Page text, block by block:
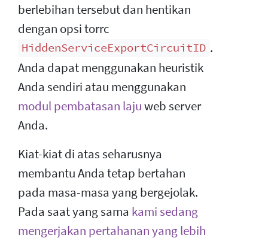
berlebihan tersebut dan hentikan
dengan opsi torrc
HiddenServiceExportCircuitID .
Anda dapat menggunakan heuristik
Anda sendiri atau menggunakan
modul pembatasan lajuweb server
Anda.
Kiat-kiat di atas seharusnya
membantu Anda tetap bertahan
pada masa-masa yang bergejolak.
Pada saat yang sama kami sedang
mengerjakan pertahanan yang lebih